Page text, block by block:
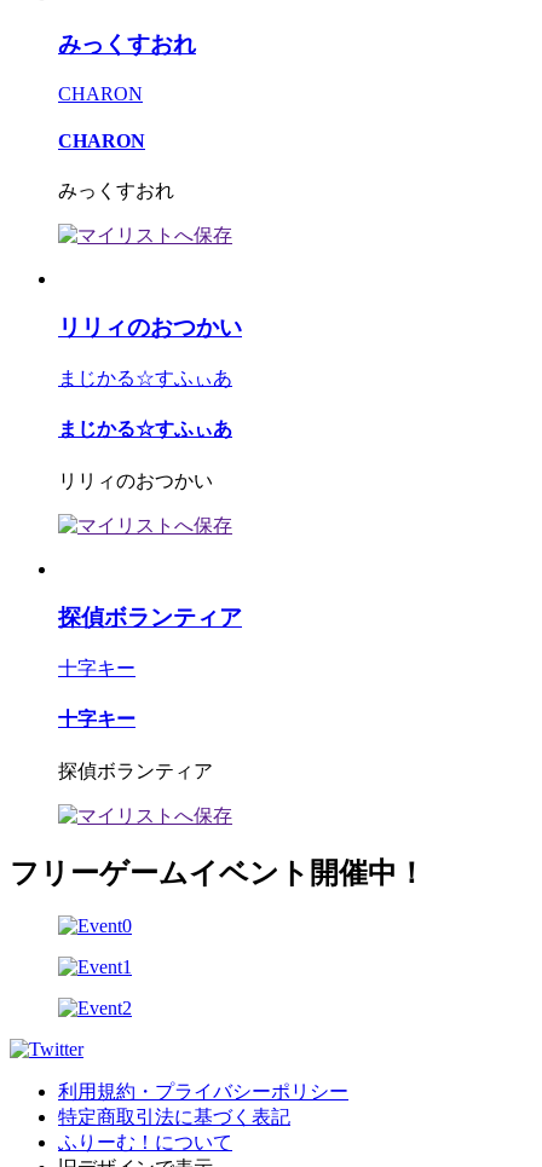
みっくすおれ
CHARON
CHARON
みっくすおれ
リリィのおつかい
まじかる☆すふぃあ
まじかる☆すふぃあ
リリィのおつかい
探偵ボランティア
十字キー
十字キー
探偵ボランティア
フリーゲームイベント開催中！
利用規約・プライバシーポリシー
特定商取引法に基づく表記
ふりーむ！について